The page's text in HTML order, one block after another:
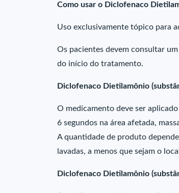
Como usar o Diclofenaco
Uso exclusivamente tópico para
Os pacientes devem consultar
do início do tratamento.
Diclofenaco Dietilamônio
O medicamento deve ser
6 segundos na área afetada,
A quantidade de produto
lavadas, a menos que sejam o
Diclofenaco Dietilamônio